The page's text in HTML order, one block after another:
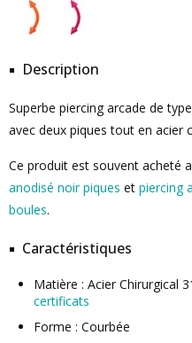
Description
Superbe piercing arcade de
avec deux piques tout en acier
Ce produit est souvent acheté
anodisé noir piques et piercing
boules.
Caractéristiques
Matière : Acier Chirurgical
certificats
Forme : Courbée